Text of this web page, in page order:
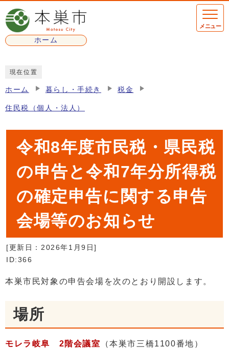
ページの先頭です
ホーム
メニュー
現在位置
ホーム 暮らし・手続き 税金
住民税（個人・法人）
令和8年度市民税・県民税
の申告と令和7年分所得税
の確定申告に関する申告
会場等のお知らせ
[更新日： 2026年1月9日]
ID:366
本巣市民対象の申告会場を次のとおり開設します。
場所
モレラ岐阜 2階会議室 （本巣市三橋1100番地）